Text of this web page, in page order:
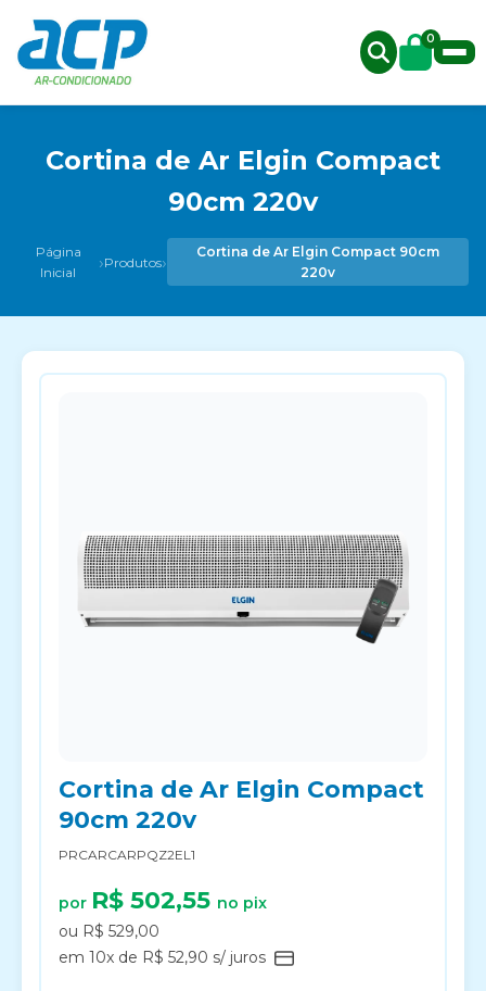
0
Cortina de Ar Elgin Compact
90cm 220v
Página
Inicial
›Produtos›
Cortina de Ar Elgin Compact 90cm
220v
Cortina de Ar Elgin Compact
90cm 220v
PRCARCARPQZ2EL1
por R$ 502,55 no pix
ou R$ 529,00
em 10x de R$ 52,90 s/ juros